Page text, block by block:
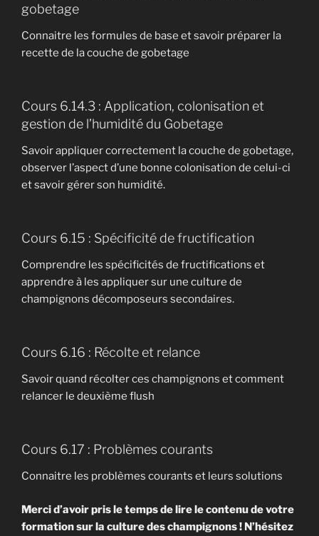
gobetage
Connaitre les formules de base et savoir préparer la
recette de la couche de gobetage
Cours 6.14.3 : Application, colonisation et
gestion de l’humidité du Gobetage
Savoir appliquer correctement la couche de gobetage,
observer l’aspect d’une bonne colonisation de celui-ci
et savoir gérer son humidité.
Cours 6.15 : Spécificité de fructification
Comprendre les spécificités de fructifications et
apprendre à les appliquer sur une culture de
champignons décomposeurs secondaires.
Cours 6.16 : Récolte et relance
Savoir quand récolter ces champignons et comment
relancer le deuxième flush
Cours 6.17 : Problèmes courants
Connaitre les problèmes courants et leurs solutions
Merci d’avoir pris le temps de lire le contenu de votre
formation sur la culture des champignons ! N’hésitez